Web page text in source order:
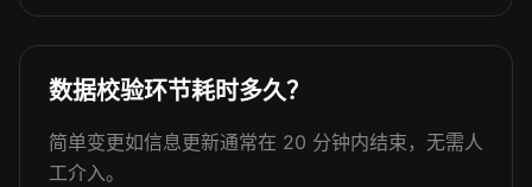
数据校验环节耗时多久？
简单变更如信息更新通常在 20 分钟内结束，无需人
工介入。